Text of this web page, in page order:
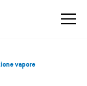
vapore